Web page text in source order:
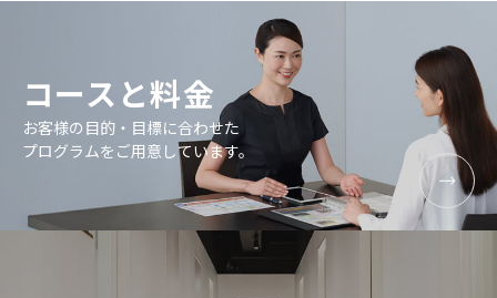
コースと料金
お客様の目的・目標に合わせた
プログラムをご用意しています。